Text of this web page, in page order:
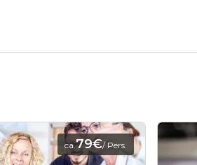
ca.79€/ Pers.